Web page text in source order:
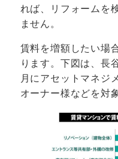
れば、リフォームを
ません。
賃料を増額したい場
ります。下図は、長
月にアセットマネジ
オーナー様などを対